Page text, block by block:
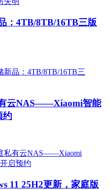
：4TB/8TB/16TB三版
云NAS——Xiaomi智能
约
11 25H2更新，家庭版